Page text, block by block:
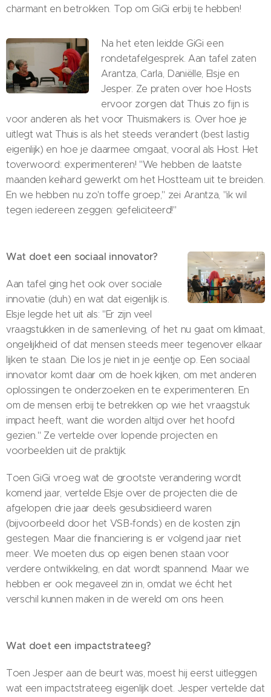
charmant en betrokken. Top om GiGi erbij te hebben!
Na het eten leidde GiGi een
rondetafelgesprek. Aan tafel zaten
Arantza, Carla, Daniëlle, Elsje en
Jesper. Ze praten over hoe Hosts
ervoor zorgen dat Thuis zo fijn is
voor anderen als het voor Thuismakers is. Over hoe je
uitlegt wat Thuis is als het steeds verandert (best lastig
eigenlijk) en hoe je daarmee omgaat, vooral als Host. Het
toverwoord: experimenteren! "We hebben de laatste
maanden keihard gewerkt om het Hostteam uit te breiden.
En we hebben nu zo'n toffe groep," zei Arantza, "ik wil
tegen iedereen zeggen: gefeliciteerd!"
Wat doet een sociaal innovator?
Aan tafel ging het ook over sociale
innovatie (duh) en wat dat eigenlijk is.
Elsje legde het uit als: "Er zijn veel
vraagstukken in de samenleving, of het nu gaat om klimaat,
ongelijkheid of dat mensen steeds meer tegenover elkaar
lijken te staan. Die los je niet in je eentje op. Een sociaal
innovator komt daar om de hoek kijken, om met anderen
oplossingen te onderzoeken en te experimenteren. En
om de mensen erbij te betrekken op wie het vraagstuk
impact heeft, want die worden altijd over het hoofd
gezien." Ze vertelde over lopende projecten en
voorbeelden uit de praktijk.
Toen GiGi vroeg wat de grootste verandering wordt
komend jaar, vertelde Elsje over de projecten die de
afgelopen drie jaar deels gesubsidieerd waren
(bijvoorbeeld door het VSB-fonds) en de kosten zijn
gestegen. Maar die financiering is er volgend jaar niet
meer. We moeten dus op eigen benen staan voor
verdere ontwikkeling, en dat wordt spannend. Maar we
hebben er ook megaveel zin in, omdat we écht het
verschil kunnen maken in de wereld om ons heen.
Wat doet een impactstrateeg?
Toen Jesper aan de beurt was, moest hij eerst uitleggen
wat een impactstrateeg eigenlijk doet. Jesper vertelde dat